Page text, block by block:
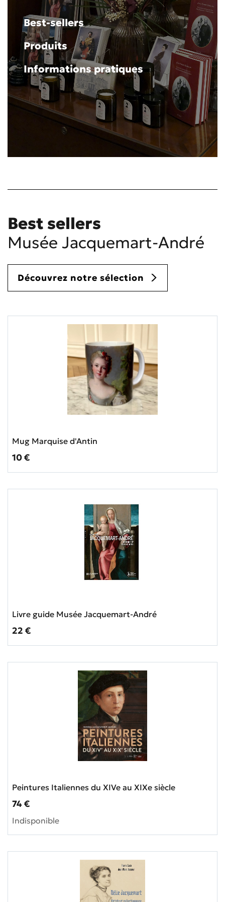
Best-sellers
Produits
Informations pratiques
Best sellers
Musée Jacquemart-André
Découvrez notre sélection
Mug Marquise d'Antin
Prix ​​actuel
10 €
Livre guide Musée Jacquemart-André
Prix ​​actuel
22 €
Peintures Italiennes du XIVe au XIXe siècle
Prix ​​actuel
74 €
Indisponible